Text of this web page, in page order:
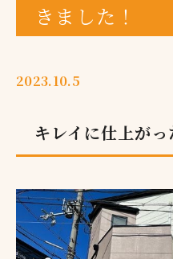
きました！
2023.10.5
キレイに仕上がっ